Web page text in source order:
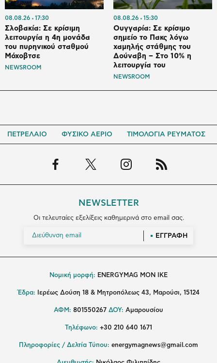
08.08.26 17:30
Σλοβακία: Σε κρίσιμη
λειτουργία η 4η μονάδα
του πυρηνικού σταθμού
Μόχοβτσε
NEWSROOM
08.08.26 15:30
Ουγγαρία: Σε κρίσιμο
σημείο το Πακς λόγω
χαμηλής στάθμης του
Δούναβη – Στο 10% η
λειτουργία του
NEWSROOM
ΠΕΤΡΕΛΑΙΟ ΦΥΣΙΚΟ ΑΕΡΙΟ ΤΙΜΟΛΟΓΙΑ ΡΕΥΜΑΤΟΣ
NEWSLETTER
Οι τελευταίες εξελίξεις καθημερινά στο email σας.
ΕΓΓΡΑΦΗ
Νομική μορφή: ENERGYMAG MON IKE
Έδρα: Ιερέως Δούση 18 & Μητροπόλεως 43, Μαρούσι, 15124
ΑΦΜ: 801550267 ΔΟΥ: Αμαρουσίου
Τηλέφωνο: +30 210 640 1671
Πληροφορίες / Δελτία Τύπου: energymagnews@gmail.com